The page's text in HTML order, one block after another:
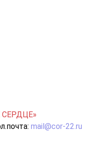
mail@cor-22.ru